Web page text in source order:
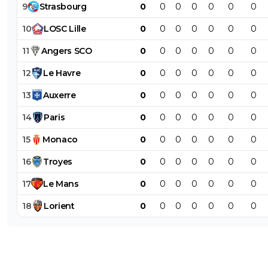
9 Strasbourg 0 0 0 0 0 0 0
10 LOSC Lille 0 0 0 0 0 0 0
11 Angers SCO 0 0 0 0 0 0 0
12 Le Havre 0 0 0 0 0 0 0
13 Auxerre 0 0 0 0 0 0 0
14 Paris 0 0 0 0 0 0 0
15 Monaco 0 0 0 0 0 0 0
16 Troyes 0 0 0 0 0 0 0
17 Le Mans 0 0 0 0 0 0 0
18 Lorient 0 0 0 0 0 0 0